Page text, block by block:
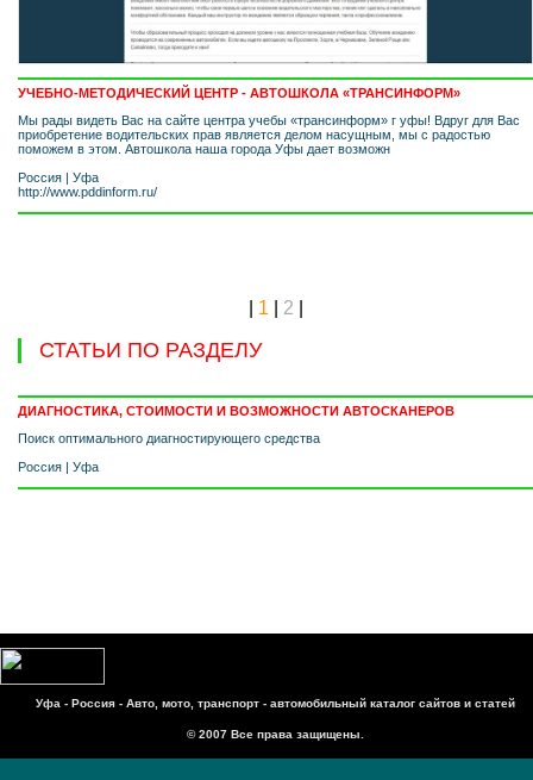
УЧЕБНО-МЕТОДИЧЕСКИЙ ЦЕНТР - АВТОШКОЛА «ТРАНСИНФОРМ»
Мы рады видеть Вас на сайте центра учебы «трансинформ» г уфы! Вдруг для Вас
приобретение водительских прав является делом насущным, мы с радостью
поможем в этом. Автошкола наша города Уфы дает возможн
Россия
Уфа
http://www.pddinform.ru/
1 2
СТАТЬИ ПО РАЗДЕЛУ
ДИАГНОСТИКА, СТОИМОСТИ И ВОЗМОЖНОСТИ АВТОСКАНЕРОВ
Поиск оптимального диагностирующего средства
Россия
Уфа
Уфа - Россия - Авто, мото, транспорт - автомобильный каталог сайтов и статей
© 2007 Все права защищены.